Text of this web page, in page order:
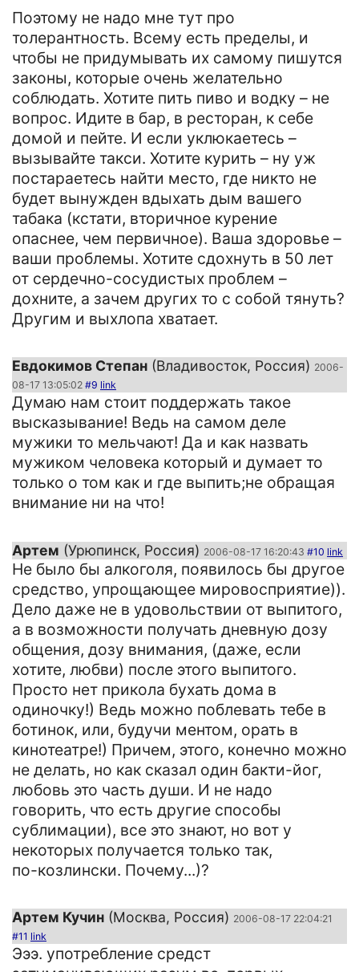
Поэтому не надо мне тут про
толерантность. Всему есть пределы, и
чтобы не придумывать их самому пишутся
законы, которые очень желательно
соблюдать. Хотите пить пиво и водку – не
вопрос. Идите в бар, в ресторан, к себе
домой и пейте. И если уклюкаетесь –
вызывайте такси. Хотите курить – ну уж
постараетесь найти место, где никто не
будет вынужден вдыхать дым вашего
табака (кстати, вторичное курение
опаснее, чем первичное). Ваша здоровье –
ваши проблемы. Хотите сдохнуть в 50 лет
от сердечно-сосудистых проблем –
дохните, а зачем других то с собой тянуть?
Другим и выхлопа хватает.
Евдокимов Степан (Владивосток, Россия) 2006-
08-17 13:05:02 #9 link
Думаю нам стоит поддержать такое
высказывание! Ведь на самом деле
мужики то мельчают! Да и как назвать
мужиком человека который и думает то
только о том как и где выпить;не обращая
внимание ни на что!
Артем (Урюпинск, Россия) 2006-08-17 16:20:43 #10 link
Не было бы алкоголя, появилось бы другое
средство, упрощающее мировосприятие)).
Дело даже не в удовольствии от выпитого,
а в возможности получать дневную дозу
общения, дозу внимания, (даже, если
хотите, любви) после этого выпитого.
Просто нет прикола бухать дома в
одиночку!) Ведь можно поблевать тебе в
ботинок, или, будучи ментом, орать в
кинотеатре!) Причем, этого, конечно можно
не делать, но как сказал один бакти-йог,
любовь это часть души. И не надо
говорить, что есть другие способы
сублимации), все это знают, но вот у
некоторых получается только так,
по-козлински. Почему...)?
Артем Кучин (Москва, Россия) 2006-08-17 22:04:21
#11 link
Эээ. употребление средст